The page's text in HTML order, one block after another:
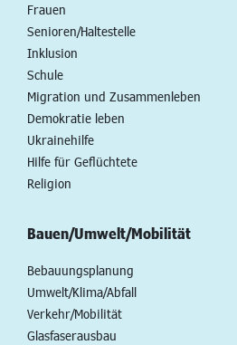
Frauen
Senioren/Haltestelle
Inklusion
Schule
Migration und Zusammenleben
Demokratie leben
Ukrainehilfe
Hilfe für Geflüchtete
Religion
Bauen/Umwelt/Mobilität
Bebauungsplanung
Umwelt/Klima/Abfall
Verkehr/Mobilität
Glasfaserausbau